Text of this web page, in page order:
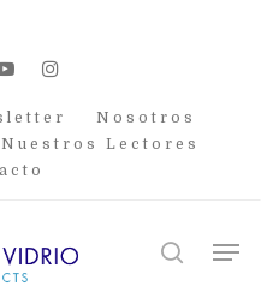
instagram
Nosotros
Nuestros Lectores
search